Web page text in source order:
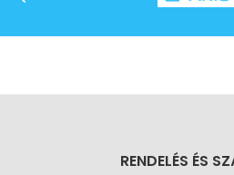
RENDELÉS ÉS